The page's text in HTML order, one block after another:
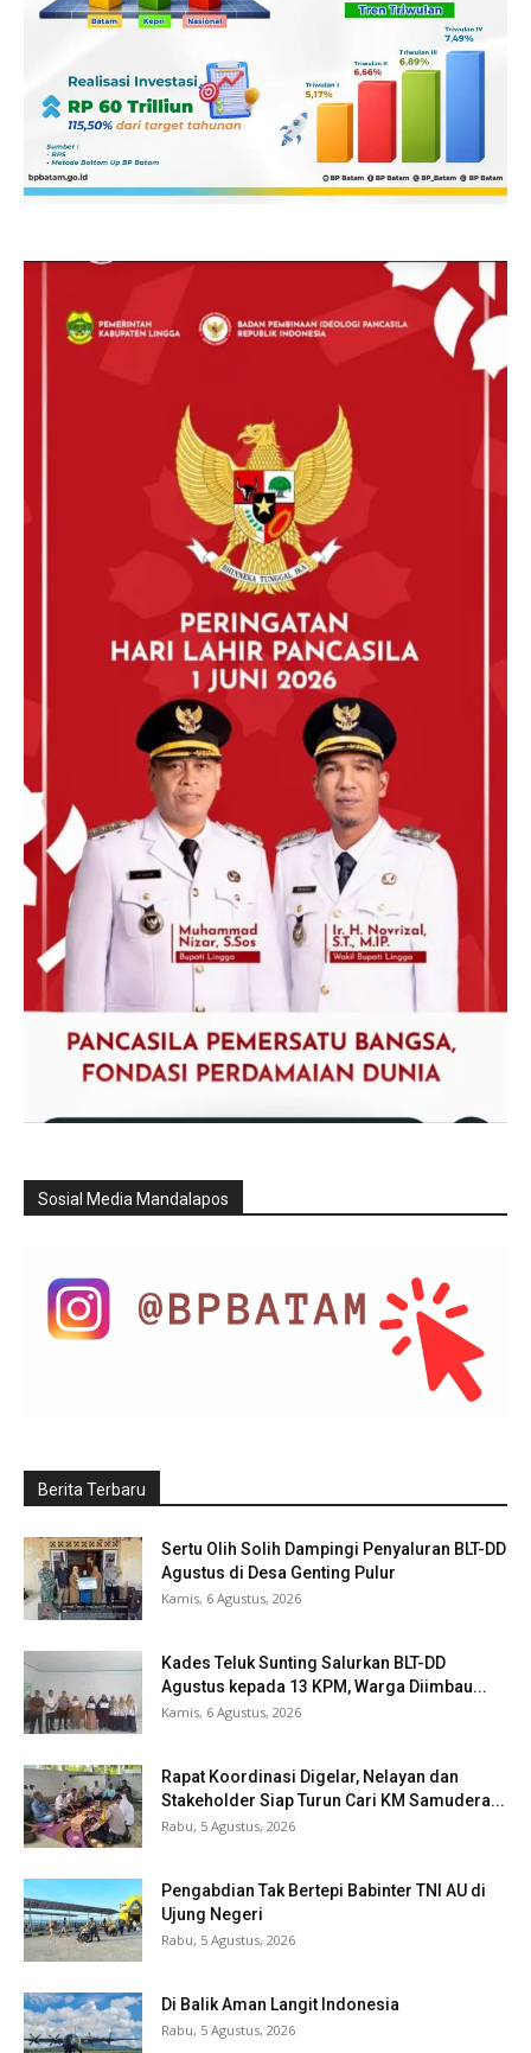
Sosial Media Mandalapos
Berita Terbaru
Sertu Olih Solih Dampingi Penyaluran BLT-DD
Agustus di Desa Genting Pulur
Kamis, 6 Agustus, 2026
Kades Teluk Sunting Salurkan BLT-DD
Agustus kepada 13 KPM, Warga Diimbau...
Kamis, 6 Agustus, 2026
Rapat Koordinasi Digelar, Nelayan dan
Stakeholder Siap Turun Cari KM Samudera...
Rabu, 5 Agustus, 2026
Pengabdian Tak Bertepi Babinter TNI AU di
Ujung Negeri
Rabu, 5 Agustus, 2026
Di Balik Aman Langit Indonesia
Rabu, 5 Agustus, 2026